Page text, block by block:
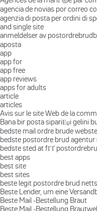
agencia de novias por correo
agenzia di posta per ordini di
and single site
anmeldelser av
aposta
app
app for
app free
app reviews
apps for adults
article
articles
Avis sur le site Web de la
Bana bir posta sipariЕџi gelini
bedste mail ordre brude
bedste postordre brud agentur
bedste sted at fГҐ
best apps
best site
best sites
beste legit postordre brud
Beste Lender, um eine
Beste Mail -Bestellung Braut
Beste Mail -Bestellung